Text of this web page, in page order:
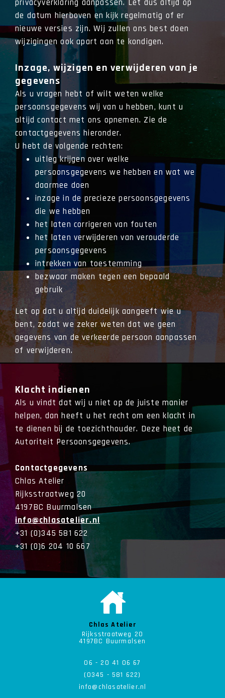
privacyverklaring aanpassen. Let dus altijd op
de datum hierboven en kijk regelmatig of er
nieuwe versies zijn. Wij zullen ons best doen
wijzigingen ook apart aan te kondigen.
Inzage, wijzigen en verwijderen van je
gegevens
Als u vragen hebt of wilt weten welke
persoonsgegevens wij van u hebben, kunt u
altijd contact met ons opnemen. Zie de
contactgegevens hieronder.
U hebt de volgende rechten:
uitleg krijgen over welke
persoonsgegevens we hebben en wat we
daarmee doen
inzage in de precieze persoonsgegevens
die we hebben
het laten corrigeren van fouten
het laten verwijderen van verouderde
persoonsgegevens
intrekken van toestemming
bezwaar maken tegen een bepaald
gebruik
Let op dat u altijd duidelijk aangeeft wie u
bent, zodat we zeker weten dat we geen
gegevens van de verkeerde persoon aanpassen
of verwijderen.
Klacht indienen
Als u vindt dat wij u niet op de juiste manier
helpen, dan heeft u het recht om een klacht in
te dienen bij de toezichthouder. Deze heet de
Autoriteit Persoonsgegevens.
Contactgegevens
Chlas Atelier
Rijksstraatweg 20
4197BC Buurmalsen
info@chlasatelier.nl
+31 (0)345 581 622
+31 (0)6 204 10 667
Chlas Atelier
Rijksstraatweg 20
4197BC Buurmalsen
06 - 20 41 06 67
(0345 - 581 622)
info@chlasatelier.nl